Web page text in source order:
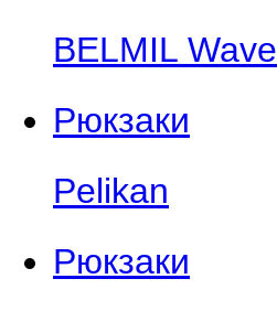
BELMIL Wave
Рюкзаки
Pelikan
Рюкзаки